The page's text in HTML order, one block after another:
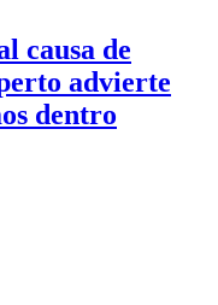
causa de
advierte
dentro